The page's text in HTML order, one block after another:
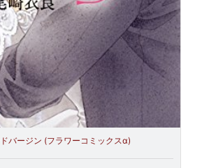
バージン (フラワーコミックスα)